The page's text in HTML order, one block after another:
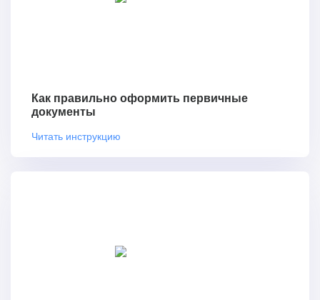
Как правильно оформить первичные
документы
Читать инструкцию